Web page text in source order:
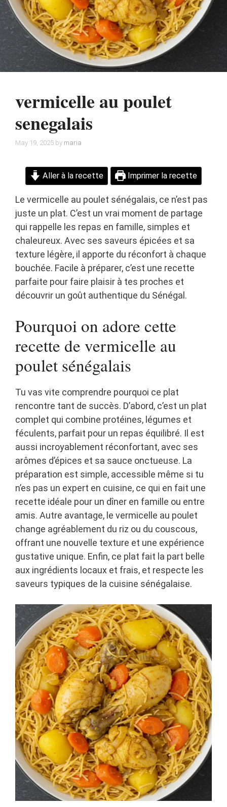
vermicelle au poulet
senegalais
May 19, 2025 by maria
Aller à la recette Imprimer la recette
Le vermicelle au poulet sénégalais, ce n’est pas
juste un plat. C’est un vrai moment de partage
qui rappelle les repas en famille, simples et
chaleureux. Avec ses saveurs épicées et sa
texture légère, il apporte du réconfort à chaque
bouchée. Facile à préparer, c’est une recette
parfaite pour faire plaisir à tes proches et
découvrir un goût authentique du Sénégal.
Pourquoi on adore cette
recette de vermicelle au
poulet sénégalais
Tu vas vite comprendre pourquoi ce plat
rencontre tant de succès. D’abord, c’est un plat
complet qui combine protéines, légumes et
féculents, parfait pour un repas équilibré. Il est
aussi incroyablement réconfortant, avec ses
arômes d’épices et sa sauce onctueuse. La
préparation est simple, accessible même si tu
n’es pas un expert en cuisine, ce qui en fait une
recette idéale pour un dîner en famille ou entre
amis. Autre avantage, le vermicelle au poulet
change agréablement du riz ou du couscous,
offrant une nouvelle texture et une expérience
gustative unique. Enfin, ce plat fait la part belle
aux ingrédients locaux et frais, et respecte les
saveurs typiques de la cuisine sénégalaise.